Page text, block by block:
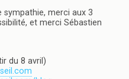
merci aux 3
et merci Sébastien
du 8 avril)